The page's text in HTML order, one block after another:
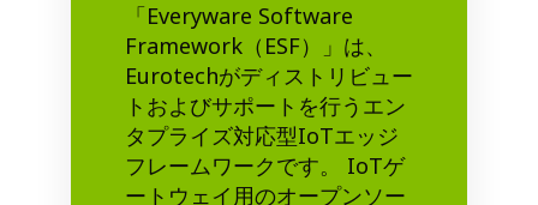
「Everyware Software
Framework（ESF）」は、
Eurotechがディストリビュー
トおよびサポートを行うエン
タプライズ対応型IoTエッジ
フレームワークです。 IoTゲ
ートウェイ用のオープンソー